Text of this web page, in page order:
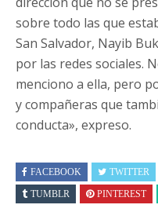
sobre todo las que
San Salvador, Nayib
por las redes sociales.
menciono a ella, pero
y compañeras que
conducta», expreso.
FACEBOOK TWITTER
TUMBLR
PINTEREST